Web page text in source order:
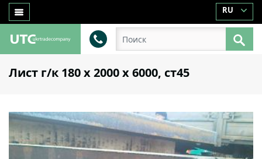
RU
Лист г/к 180 х 2000 х 6000, ст45